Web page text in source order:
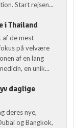
Start rejsen...
i Thailand
af de mest
på velvære
af en lang
en unik...
daglige
deres nye,
og Bangkok,